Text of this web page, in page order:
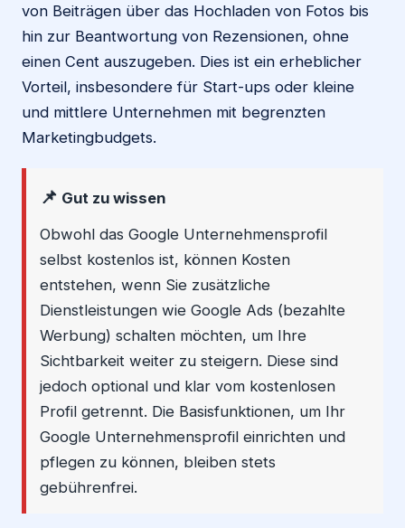
von Beiträgen über das Hochladen von Fotos bis
hin zur Beantwortung von Rezensionen, ohne
einen Cent auszugeben. Dies ist ein erheblicher
Vorteil, insbesondere für Start-ups oder kleine
und mittlere Unternehmen mit begrenzten
Marketingbudgets.
📌 Gut zu wissen
Obwohl das Google Unternehmensprofil
selbst kostenlos ist, können Kosten
entstehen, wenn Sie zusätzliche
Dienstleistungen wie Google Ads (bezahlte
Werbung) schalten möchten, um Ihre
Sichtbarkeit weiter zu steigern. Diese sind
jedoch optional und klar vom kostenlosen
Profil getrennt. Die Basisfunktionen, um Ihr
Google Unternehmensprofil einrichten und
pflegen zu können, bleiben stets
gebührenfrei.